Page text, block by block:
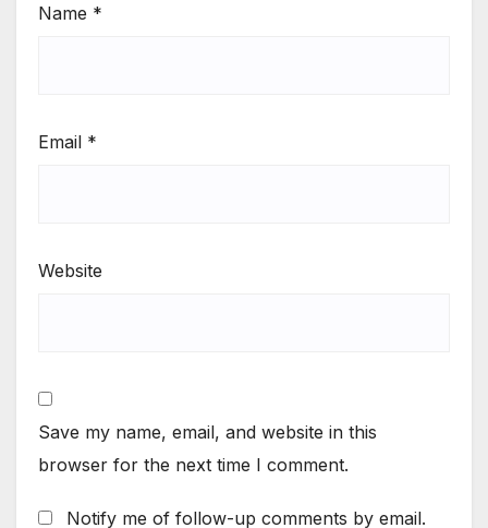
Name *
Email *
Website
Save my name, email, and website in this
browser for the next time I comment.
Notify me of follow-up comments by email.